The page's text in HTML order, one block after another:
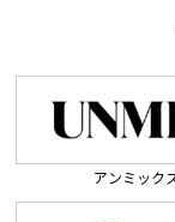
アンミック